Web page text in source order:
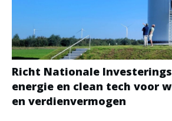
Richt Nationale
energie en clean tech voor
en verdienvermogen